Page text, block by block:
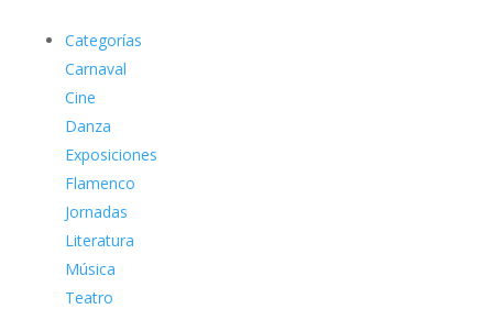
Categorías
Carnaval
Cine
Danza
Exposiciones
Flamenco
Jornadas
Literatura
Música
Teatro